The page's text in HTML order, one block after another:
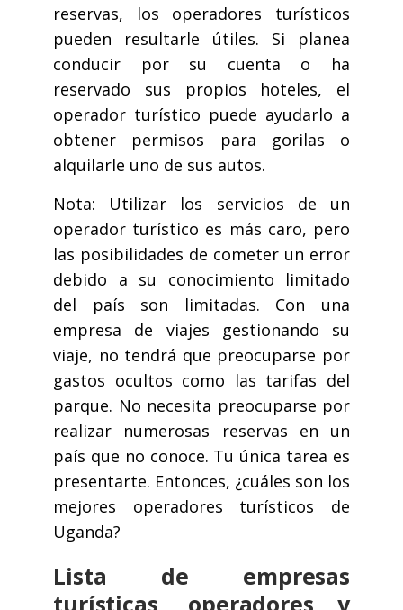
reservas, los operadores turísticos
pueden resultarle útiles. Si planea
conducir por su cuenta o ha
reservado sus propios hoteles, el
operador turístico puede ayudarlo a
obtener permisos para gorilas o
alquilarle uno de sus autos.
Nota: Utilizar los servicios de un
operador turístico es más caro, pero
las posibilidades de cometer un error
debido a su conocimiento limitado
del país son limitadas. Con una
empresa de viajes gestionando su
viaje, no tendrá que preocuparse por
gastos ocultos como las tarifas del
parque. No necesita preocuparse por
realizar numerosas reservas en un
país que no conoce. Tu única tarea es
presentarte. Entonces, ¿cuáles son los
mejores operadores turísticos de
Uganda?
Lista de empresas
turísticas, operadores y